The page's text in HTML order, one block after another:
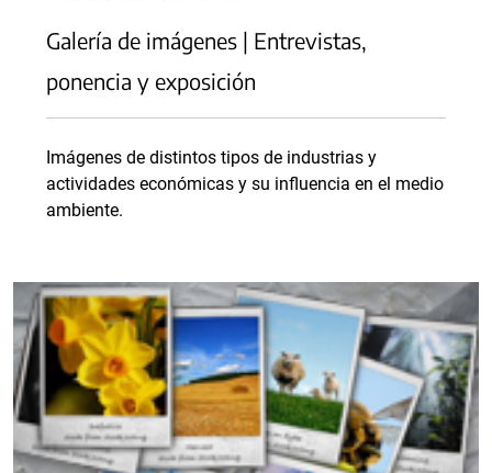
Galería de imágenes | Entrevistas,
ponencia y exposición
Imágenes de distintos tipos de industrias y
actividades económicas y su influencia en el medio
ambiente.